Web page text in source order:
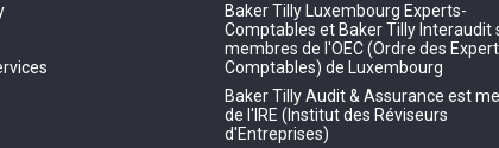
Baker Tilly Luxembourg Experts-
Comptables et Baker Tilly Interaudit
membres de l'OEC (Ordre des
Comptables) de Luxembourg
Baker Tilly Audit & Assurance est
de l'IRE (Institut des Réviseurs
d'Entreprises)